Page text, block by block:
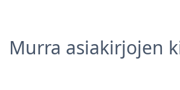
Murra asiakirjojen